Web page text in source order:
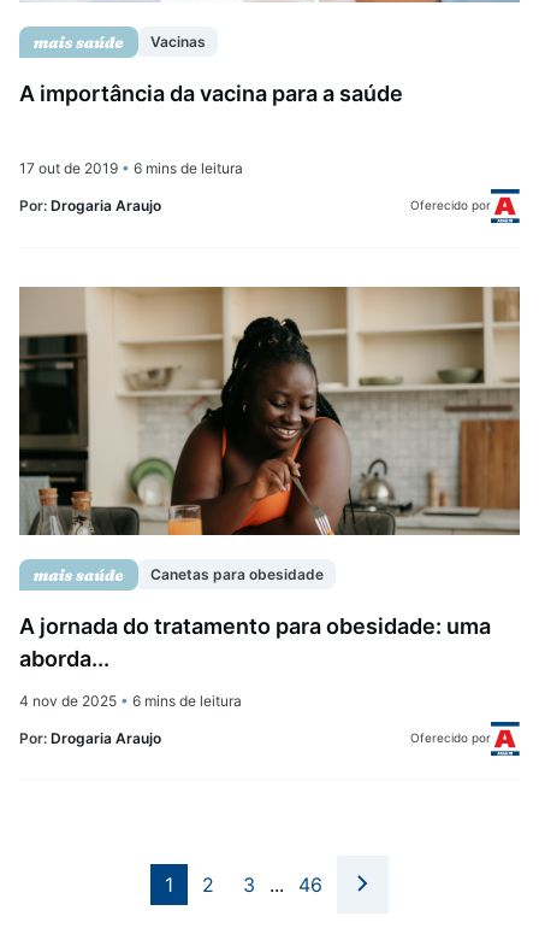
Vacinas
A importância da vacina para a saúde
17 out de 2019 • 6 mins de leitura
Por: Drogaria Araujo Oferecido por
Canetas para obesidade
A jornada do tratamento para obesidade: uma
aborda...
4 nov de 2025 • 6 mins de leitura
Por: Drogaria Araujo Oferecido por
1 2 3 ... 46